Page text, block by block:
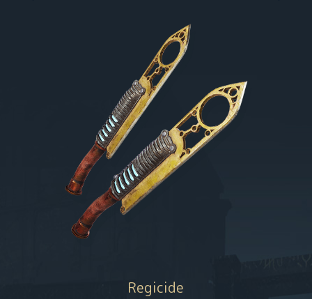
Regicide